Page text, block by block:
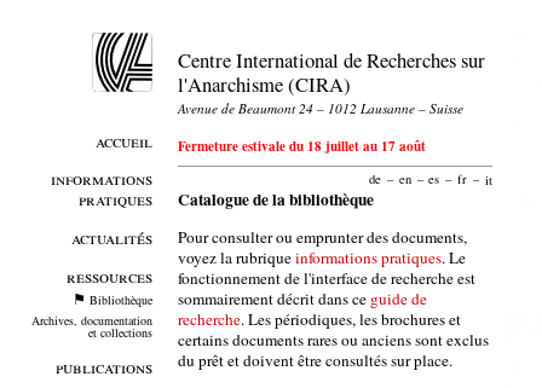
accueil
informations
pratiques
actualités
ressources
Bibliothèque
Archives, documentation
et collections
publications
Centre International de Recherches sur
l'Anarchisme (CIRA)
Avenue de Beaumont 24 – 1012 Lausanne – Suisse
Fermeture estivale du 18 juillet au 17 août
de – en – es – fr – it
Catalogue de la bibliothèque
Pour consulter ou emprunter des documents,
voyez la rubriqueinformations pratiques. Le
fonctionnement de l'interface de recherche est
sommairement décrit dans ce guide de
recherche. Les périodiques, les brochures et
certains documents rares ou anciens sont exclus
du prêt et doivent être consultés sur place.